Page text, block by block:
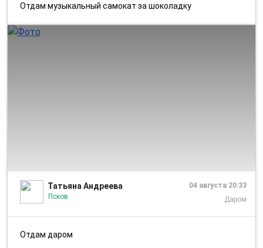
Отдам музыкальный самокат за шоколадку
Татьяна Андреева
Псков
04 августа 20:33
Даром
Отдам даром